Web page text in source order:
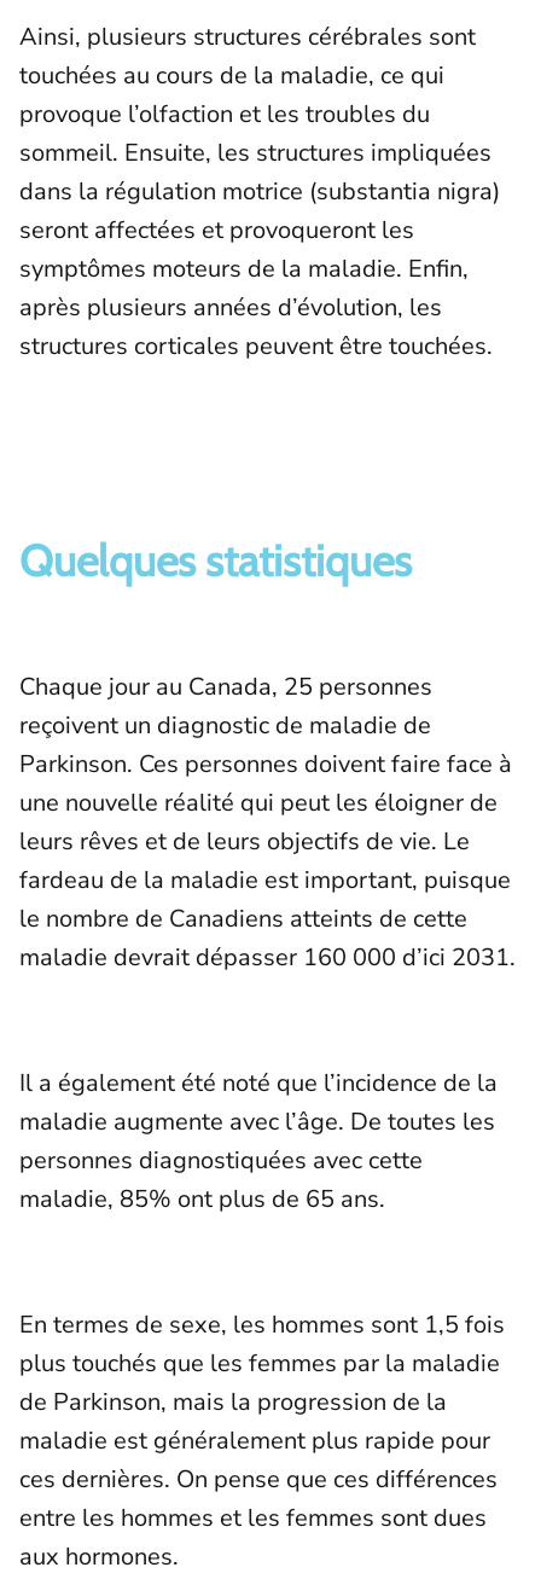
Ainsi, plusieurs structures cérébrales sont
touchées au cours de la maladie, ce qui
provoque l’olfaction et les troubles du
sommeil. Ensuite, les structures impliquées
dans la régulation motrice (substantia nigra)
seront affectées et provoqueront les
symptômes moteurs de la maladie. Enfin,
après plusieurs années d’évolution, les
structures corticales peuvent être touchées.
Quelques statistiques
Chaque jour au Canada, 25 personnes
reçoivent un diagnostic de maladie de
Parkinson. Ces personnes doivent faire face à
une nouvelle réalité qui peut les éloigner de
leurs rêves et de leurs objectifs de vie. Le
fardeau de la maladie est important, puisque
le nombre de Canadiens atteints de cette
maladie devrait dépasser 160 000 d’ici 2031.
Il a également été noté que l’incidence de la
maladie augmente avec l’âge. De toutes les
personnes diagnostiquées avec cette
maladie, 85% ont plus de 65 ans.
En termes de sexe, les hommes sont 1,5 fois
plus touchés que les femmes par la maladie
de Parkinson, mais la progression de la
maladie est généralement plus rapide pour
ces dernières. On pense que ces différences
entre les hommes et les femmes sont dues
aux hormones.